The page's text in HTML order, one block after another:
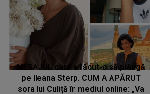
MESAJUL care a făcut-o să plângă
pe Ileana Sterp. CUM A APĂRUT
sora lui Culiță în mediul online: „Va